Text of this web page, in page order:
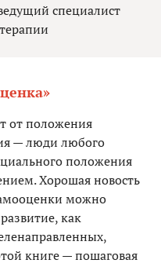
специалист
от положения
— люди любого
положения
Хорошая новость
можно
как
книге — пошаговая